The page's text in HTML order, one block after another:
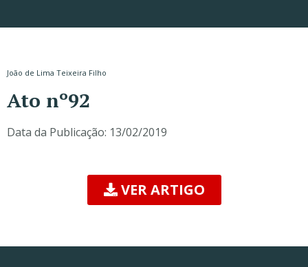
João de Lima Teixeira Filho
Ato nº92
Data da Publicação: 13/02/2019
VER ARTIGO